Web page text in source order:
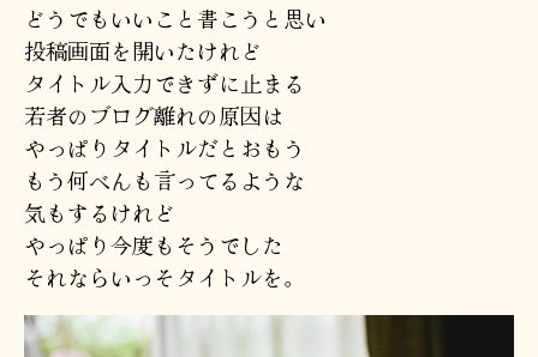
どうでもいいこと書こうと思い
投稿画面を開いたけれど
タイトル入力できずに止まる
若者のブログ離れの原因は
やっぱりタイトルだとおもう
もう何べんも言ってるような
気もするけれど
やっぱり今度もそうでした
それならいっそタイトルを。